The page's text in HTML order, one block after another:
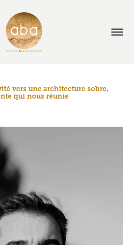
vers une architecture sobre,
qui nous réunie